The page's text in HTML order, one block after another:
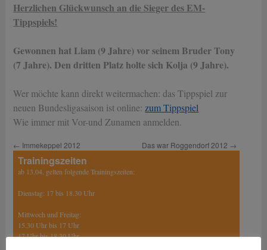
Herzlichen Glückwunsch an die Sieger des EM-
Tippspiels!
Gewonnen hat Liam (9 Jahre) vor seinem Bruder Tony
(7 Jahre). Den dritten Platz holte sich Kolja (9 Jahre).
Wer möchte kann direkt weitermachen: das Tippspiel zur
neuen Bundesligasaison ist online: zum Tippspiel
Wie immer mit Vor-und Zunamen anmelden.
← Immekeppel 2012 Das war Roggendorf 2012 →
Trainingszeiten
ab 13.04. gelten folgende Trainingszeiten:
Dienstag: 17 bis 18.30 Uhr
Mittwoch und Freitag:
15.30 Uhr bis 17 Uhr
17 Uhr bis 18.30 Uhr